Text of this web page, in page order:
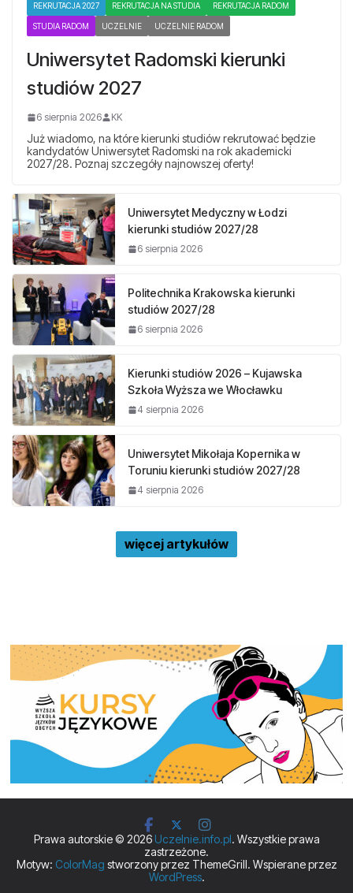
REKRUTACJA 2027 REKRUTACJA NA STUDIA REKRUTACJA RADOM
STUDIA RADOM UCZELNIE UCZELNIE RADOM
Uniwersytet Radomski kierunki
studiów 2027
6 sierpnia 2026 KK
Już wiadomo, na które kierunki studiów rekrutować będzie
kandydatów Uniwersytet Radomski na rok akademicki
2027/28. Poznaj szczegóły najnowszej oferty!
Uniwersytet Medyczny w Łodzi
kierunki studiów 2027/28
6 sierpnia 2026
Politechnika Krakowska kierunki
studiów 2027/28
6 sierpnia 2026
Kierunki studiów 2026 – Kujawska
Szkoła Wyższa we Włocławku
4 sierpnia 2026
Uniwersytet Mikołaja Kopernika w
Toruniu kierunki studiów 2027/28
4 sierpnia 2026
więcej artykułów
Prawa autorskie © 2026 Uczelnie.info.pl. Wszystkie prawa
zastrzeżone.
Motyw: ColorMag stworzony przez ThemeGrill. Wspierane przez
WordPress.